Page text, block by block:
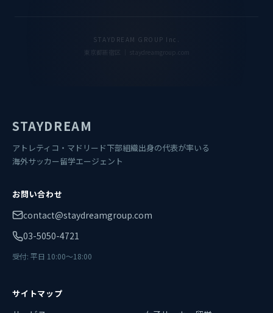
STAYDREAM GROUP Inc.
東京都新宿区 ｜ staydreamgroup.com
STAYDREAM
アトレティコ・マドリード下部組織出身の代表が率いる
海外サッカー留学エージェント
お問い合わせ
contact@staydreamgroup.com
03-5050-4721
受付: 平日 10:00〜18:00
サイトマップ